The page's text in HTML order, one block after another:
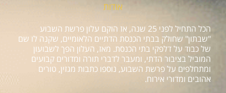
אודות
הכל התחיל לפני 25 שנה, אז הוקם עלון פרשת השבוע
"שבתון" שחולק בבתי הכנסת הדתיים הלאומיים, שקנה לו שם
של כבוד על דלפקי בתי הכנסת. מאז, העלון הפך לשבועון
המוביל בציבור הדתי, ומעבר לדברי תורה ומדורים קבועים
ומתחלפים על פרשת השבוע, נוספו כתבות מגזין, טורים
אהובים ומדורי אירוח.